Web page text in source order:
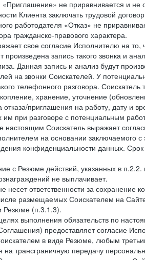
«Приглашение» не приравнивается и
Клиента заключать трудовой
работодателя «Отказ» не
гражданско-правового характера.
свое согласие Исполнителю на
произведена запись такого звонка и
Данная запись и анализ будут
на звонки Соискателей. У
телефонного разговора.
хранение, уточнение
отказа/приглашения на работу, дату и
при разговоре с потенциальным
настоящим Соискатель выражает
на основании заключаемого
конфиденциальности данных.
с Резюме действий, указанных в
не выплачивает.
несет ответственности за
размещаемых Соискателем на
Резюме (п.3.1.3).
выполнения обязательств по
предоставляет согласие
в виде Резюме, любым
на трансграничную передачу